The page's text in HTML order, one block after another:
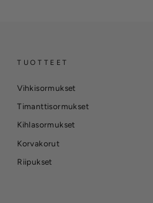
TUOTTEET
Vihkisormukset
Timanttisormukset
Kihlasormukset
Korvakorut
Riipukset